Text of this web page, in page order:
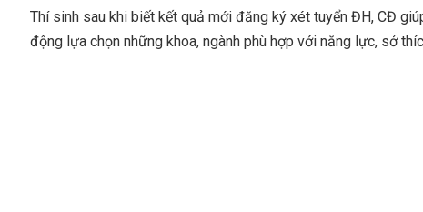
Thí sinh sau khi biết kết quả mới đăng ký xét tuyển ĐH, CĐ
động lựa chọn những khoa, ngành phù hợp với năng lực, sở